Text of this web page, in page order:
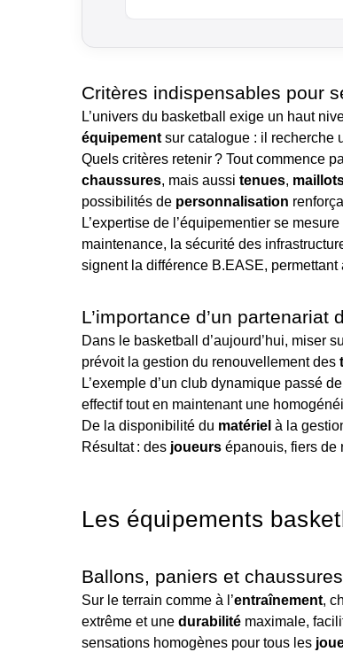
Critères indispensables pour
L’univers du basketball exige un haut
équipement sur catalogue : il recherche
Quels critères retenir ? Tout commence
chaussures, mais aussi tenues,
possibilités de personnalisation
L’expertise de l’équipementier se
maintenance, la sécurité des
signent la différence B.EASE,
L’importance d’un
Dans le basketball d’aujourd’hui, miser
prévoit la gestion du renouvellement des
L’exemple d’un club dynamique passé
effectif tout en maintenant une
De la disponibilité du matériel à la
Résultat : des joueurs épanouis, fiers de
Les équipements
Ballons, paniers et
Sur le terrain comme à l’entraînement,
extrême et une durabilité maximale,
sensations homogènes pour tous les